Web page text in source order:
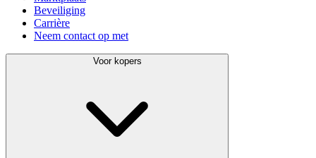
Beveiliging
Carrière
Neem contact op met
Voor kopers